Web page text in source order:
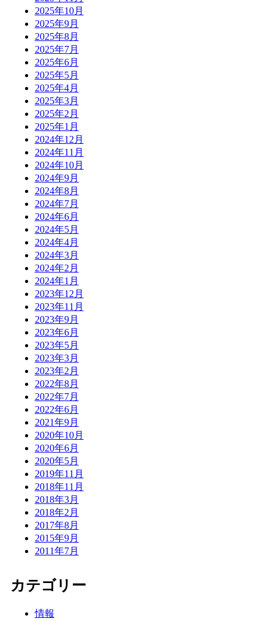
2025年10月
2025年9月
2025年8月
2025年7月
2025年6月
2025年5月
2025年4月
2025年3月
2025年2月
2025年1月
2024年12月
2024年11月
2024年10月
2024年9月
2024年8月
2024年7月
2024年6月
2024年5月
2024年4月
2024年3月
2024年2月
2024年1月
2023年12月
2023年11月
2023年9月
2023年6月
2023年5月
2023年3月
2023年2月
2022年8月
2022年7月
2022年6月
2021年9月
2020年10月
2020年6月
2020年5月
2019年11月
2018年11月
2018年3月
2018年2月
2017年8月
2015年9月
2011年7月
カテゴリー
情報